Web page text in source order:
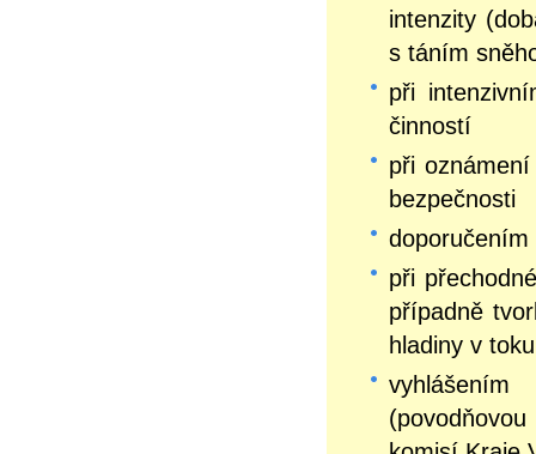
intenzity
s táním
při
činností
při
bezpečnosti
při
případně
hladiny v